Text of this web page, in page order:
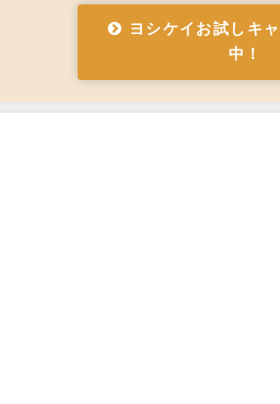
ヨシケイお試しキ
中！